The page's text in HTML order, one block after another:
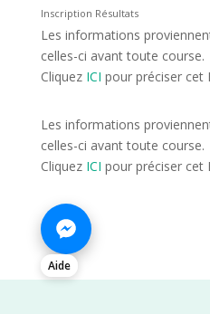
Inscription Résultats
Les informations
celles-ci avant toute course.
Cliquez ICI pour préciser cet
Les informations
celles-ci avant toute course.
Cliquez ICI pour préciser cet
Aide